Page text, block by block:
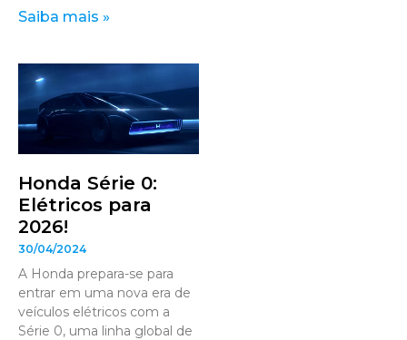
Saiba mais »
Honda Série 0:
Elétricos para
2026!
30/04/2024
A Honda prepara-se para
entrar em uma nova era de
veículos elétricos com a
Série 0, uma linha global de